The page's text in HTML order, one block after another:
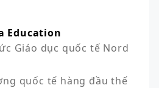
Education
Giáo dục quốc tế Nord
quốc tế hàng đầu thế